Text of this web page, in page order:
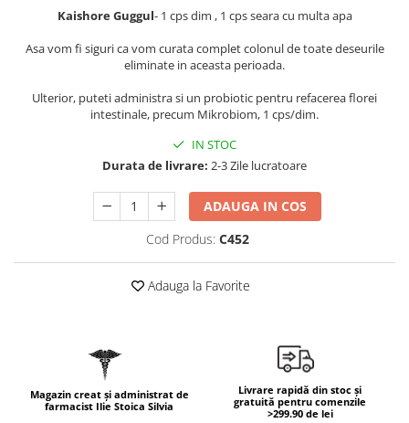
BIODANCE
OOTD
Haruharu Wonder
Seminte de in
Ulei de cocos
Ulei de peste
Vitamina D
Chlorella
Kaishore Guggul- 1 cps dim , 1 cps seara cu multa apa
Asa vom fi siguri ca vom curata complet colonul de toate deseurile
eliminate in aceasta perioada.
Ulterior, puteti administra si un probiotic pentru refacerea florei
intestinale, precum Mikrobiom, 1 cps/dim.
IN STOC
Durata de livrare: 2-3 Zile lucratoare
ADAUGA IN COS
Cod Produs: C452
Adauga la Favorite
Magazin creat și administrat de
farmacist Ilie Stoica Silvia
Livrare rapidă din stoc și
gratuită pentru comenzile
>299.90 de lei